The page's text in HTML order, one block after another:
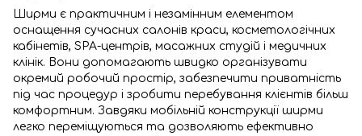
Ширми є практичним і незамінним елементом
оснащення сучасних салонів краси, косметологічних
кабінетів, SPA-центрів, масажних студій і медичних
клінік. Вони допомагають швидко організувати
окремий робочий простір, забезпечити приватність
під час процедур і зробити перебування клієнтів більш
комфортним. Завдяки мобільній конструкції ширми
легко переміщуються та дозволяють ефективно